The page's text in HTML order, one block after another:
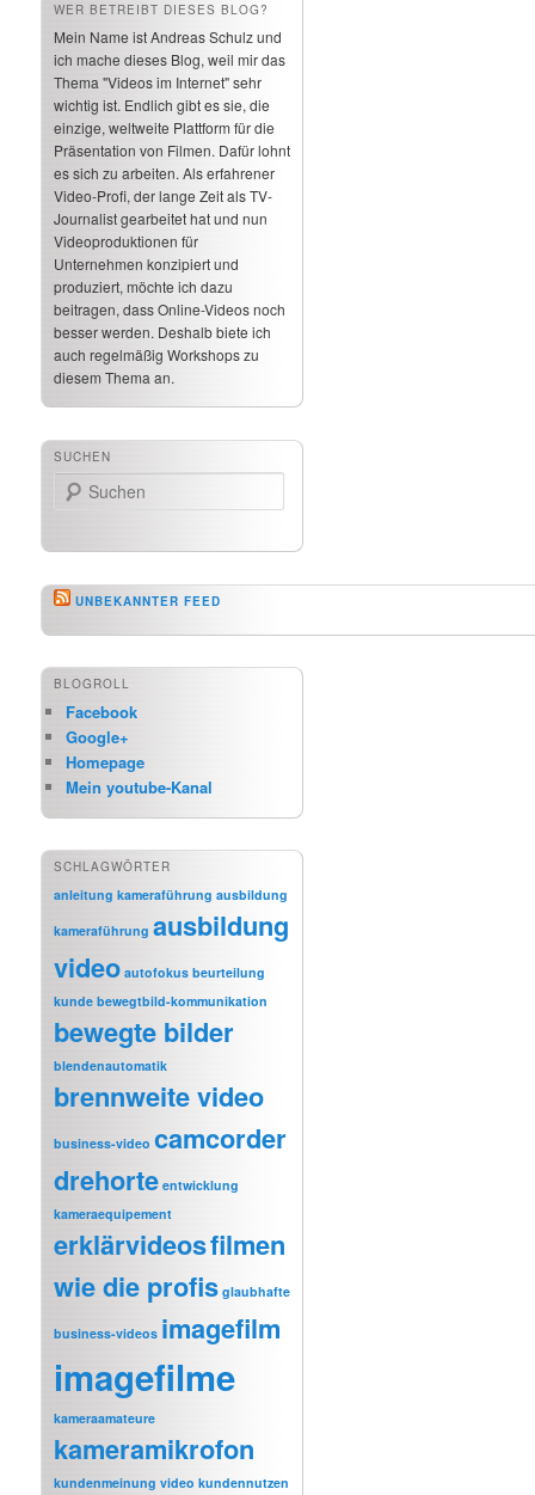
WER BETREIBT DIESES BLOG?
Mein Name ist Andreas Schulz und
ich mache dieses Blog, weil mir das
Thema "Videos im Internet" sehr
wichtig ist. Endlich gibt es sie, die
einzige, weltweite Plattform für die
Präsentation von Filmen. Dafür lohnt
es sich zu arbeiten. Als erfahrener
Video-Profi, der lange Zeit als TV-
Journalist gearbeitet hat und nun
Videoproduktionen für
Unternehmen konzipiert und
produziert, möchte ich dazu
beitragen, dass Online-Videos noch
besser werden. Deshalb biete ich
auch regelmäßig Workshops zu
diesem Thema an.
SUCHEN
Suchen
UNBEKANNTER FEED
BLOGROLL
Facebook
Google+
Homepage
Mein youtube-Kanal
SCHLAGWÖRTER
anleitung kameraführung ausbildung
kameraführung ausbildung
video autofokus beurteilung
kunde bewegtbild-kommunikation
bewegte bilder
blendenautomatik
brennweite video
business-video camcorder
drehorte entwicklung
kameraequipement
erklärvideosfilmen
wie die profis glaubhafte
business-videos imagefilm
imagefilme
kameraamateure
kameramikrofon
kundenmeinung video kundennutzen